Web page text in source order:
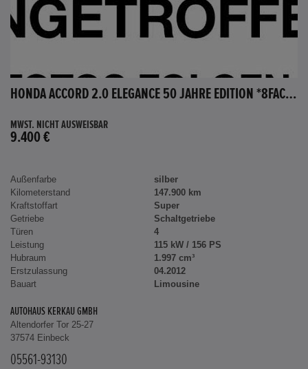
HONDA ACCORD 2.0 ELEGANCE 50 JAHRE EDITION *8FACH BEREIFT*
MWST. NICHT AUSWEISBAR
9.400 €
Außenfarbe
silber
Kilometerstand
147.900 km
Kraftstoffart
Super
Getriebe
Schaltgetriebe
Türen
4
Leistung
115 kW / 156 PS
Hubraum
1.997 cm³
Erstzulassung
04.2012
Bauart
Limousine
AUTOHAUS KERKAU GMBH
Altendorfer Tor 25-27
37574 Einbeck
05561-93130